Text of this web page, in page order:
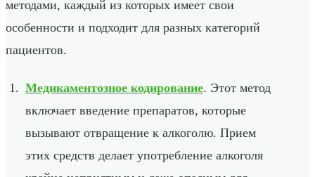
методами, каждый из которых имеет свои
особенности и подходит для разных категорий
пациентов.
Медикаментозное кодирование. Этот метод
включает введение препаратов, которые
вызывают отвращение к алкоголю. Прием
этих средств делает употребление алкоголя